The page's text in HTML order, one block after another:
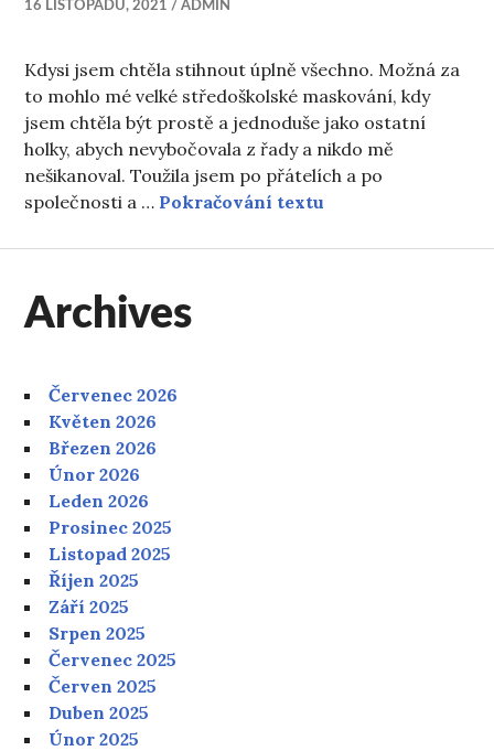
16 LISTOPADU, 2021 ADMIN
Kdysi jsem chtěla stihnout úplně všechno. Možná za
to mohlo mé velké středoškolské maskování, kdy
jsem chtěla být prostě a jednoduše jako ostatní
holky, abych nevybočovala z řady a nikdo mě
nešikanoval. Toužila jsem po přátelích a po
společnosti a … Pokračování textu
Archives
Červenec 2026
Květen 2026
Březen 2026
Únor 2026
Leden 2026
Prosinec 2025
Listopad 2025
Říjen 2025
Září 2025
Srpen 2025
Červenec 2025
Červen 2025
Duben 2025
Únor 2025